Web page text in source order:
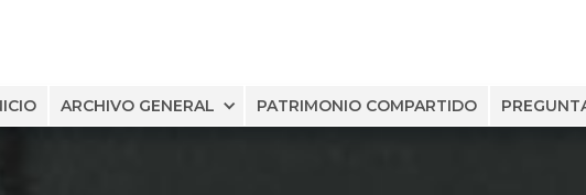
ARCHIVO GENERAL PATRIMONIO COMPARTIDO